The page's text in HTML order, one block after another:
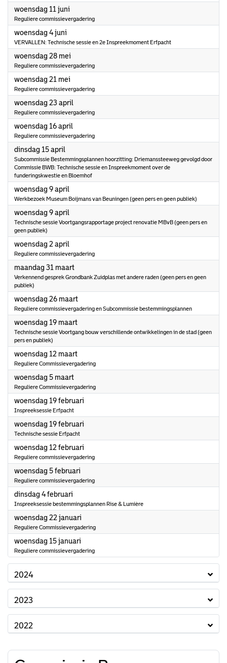
woensdag 11 juni
Reguliere commissievergadering
woensdag 4 juni
VERVALLEN: Technische sessie en 2e Inspreekmoment Erfpacht
woensdag 28 mei
Reguliere commissievergadering
woensdag 21 mei
Reguliere commissievergadering
woensdag 23 april
Reguliere commissievergadering
woensdag 16 april
Reguliere commissievergadering
dinsdag 15 april
Subcommissie Bestemmingsplannen hoorzitting: Driemanssteeweg gevolgd door
Commissie BWB: Technische sessie en Inspreekmoment over de
funderingskwestie en Bloemhof
woensdag 9 april
Werkbezoek Museum Boijmans van Beuningen (geen pers en geen publiek)
woensdag 9 april
Technische sessie Voortgangsrapportage project renovatie MBvB (geen pers en
geen publiek)
woensdag 2 april
Reguliere commissievergadering
maandag 31 maart2025
Verkennend gesprek Grondbank Zuidplas met andere raden (geen pers en geen
publiek)
woensdag 26 maart2025
Reguliere commissievergadering en Subcommissie bestemmingsplannen
woensdag 19 maart2025
Technische sessie Voortgang bouw verschillende ontwikkelingen in de stad (geen
pers en publiek)
woensdag 12 maart2025
Reguliere Commissievergadering
woensdag 5 maart2025
Reguliere Commissievergadering
woensdag 19 februari
Inspreeksessie Erfpacht
woensdag 19 februari
Technische sessie Erfpacht
woensdag 12 februari
Reguliere commissievergadering
woensdag 5 februari
Reguliere commissievergadering
dinsdag 4 februari
Inspreeksessie bestemmingsplannen Rise & Lumière
woensdag 22 januari
Reguliere Commissievergadering
woensdag 15 januari
Reguliere commissievergadering
2024
2023
2022